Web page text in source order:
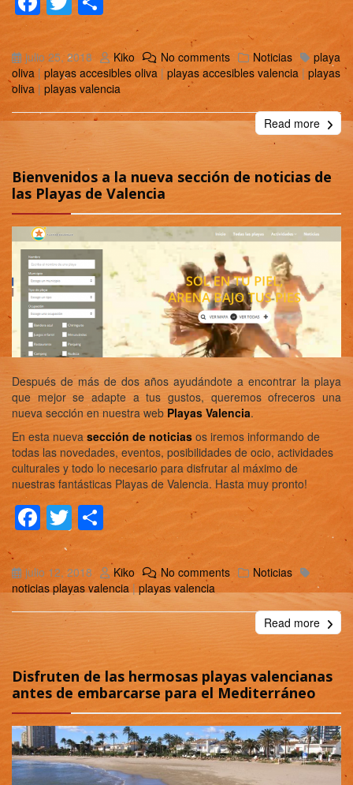
julio 25, 2018 Kiko No comments Noticias
playa
oliva | playas accesibles oliva |playas accesibles valencia | playas
oliva |playas valencia
Read more
Bienvenidos a la nueva sección de noticias de
las Playas de Valencia
Después de más de dos años ayudándote a encontrar la playa
que mejor se adapte a tus gustos, queremos ofreceros una
nueva sección en nuestra web Playas Valencia.
En esta nueva sección de noticias os iremos informando de
todas las novedades, eventos, posibilidades de ocio, actividades
culturales y todo lo necesario para disfrutar al máximo de
nuestras fantásticas Playas de Valencia. Hasta muy pronto!
Facebook
TwitterCompartir
julio 12, 2018 Kiko No comments
Noticias
noticias playas valencia | playas valencia
Read more
Disfruten de las hermosas playas valencianas
antes de embarcarse para el Mediterráneo